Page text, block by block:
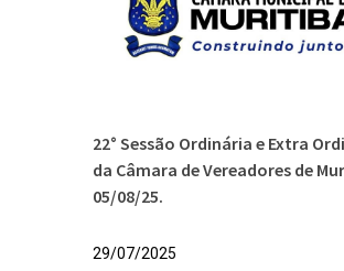
22° Sessão Ordinária e Extra
da Câmara de Vereadores de
05/08/25.
29/07/2025